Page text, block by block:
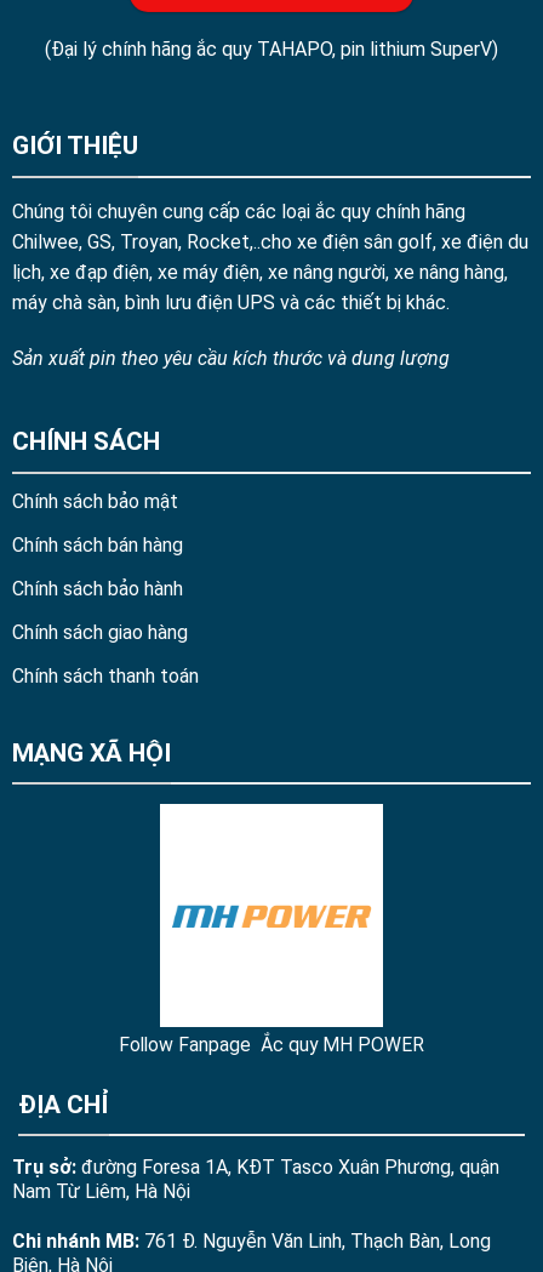
(Đại lý chính hãng ắc quy TAHAPO, pin lithium SuperV)
GIỚI THIỆU
Chúng tôi chuyên cung cấp các loại ắc quy chính hãng
Chilwee, GS, Troyan, Rocket,..cho xe điện sân golf, xe điện du
lịch, xe đạp điện, xe máy điện, xe nâng người, xe nâng hàng,
máy chà sàn, bình lưu điện UPS và các thiết bị khác.
Sản xuất pin theo yêu cầu kích thước và dung lượng
CHÍNH SÁCH
Chính sách bảo mật
Chính sách bán hàng
Chính sách bảo hành
Chính sách giao hàng
Chính sách thanh toán
MẠNG XÃ HỘI
Follow Fanpage Ắc quy MH POWER
ĐỊA CHỈ
Trụ sở:đường Foresa 1A, KĐT Tasco Xuân Phương, quận
Nam Từ Liêm, Hà Nội
Chi nhánh MB:761 Đ. Nguyễn Văn Linh, Thạch Bàn, Long
Biên, Hà Nội